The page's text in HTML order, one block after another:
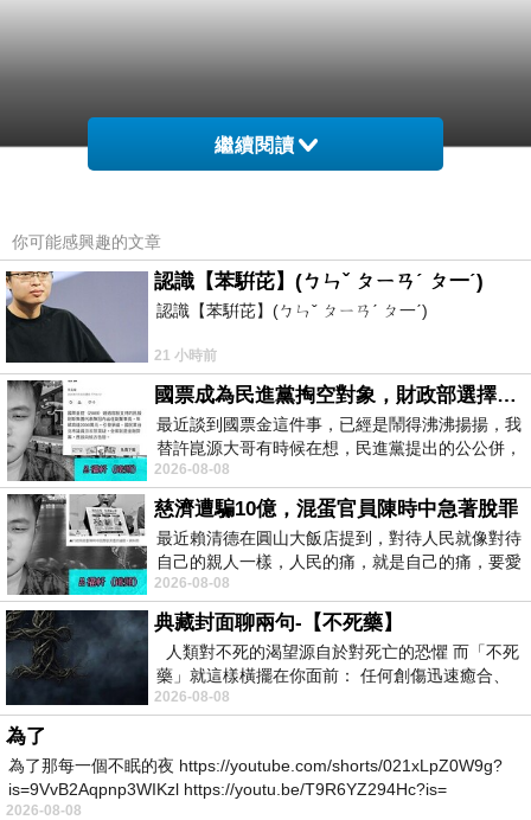
繼續閱讀
你可能感興趣的文章
認識【苯騈芘】(ㄅㄣˇ ㄆㄧㄢˊ ㄆ一ˊ)
認識【苯騈芘】(ㄅㄣˇ ㄆㄧㄢˊ ㄆ一ˊ)
21 小時前
國票成為民進黨掏空對象，財政部選擇性失憶
最近談到國票金這件事，已經是鬧得沸沸揚揚，我
替許崑源大哥有時候在想，民進黨提出的公公併，
其實就是想要國庫通黨庫，鬧出最大的醜
2026-08-08
慈濟遭騙10億，混蛋官員陳時中急著脫罪
最近賴清德在圓山大飯店提到，對待人民就像對待
自己的親人一樣，人民的痛，就是自己的痛，要愛
民如親，說的這麼好聽，實際上根本沒做
2026-08-08
典藏封面聊兩句-【不死藥】
人類對不死的渴望源自於對死亡的恐懼 而「不死
藥」就這樣橫擺在你面前： 任何創傷迅速癒合、
停止衰老、痛覺消失…堪
2026-08-08
為了
為了那每一個不眠的夜 https://youtube.com/shorts/021xLpZ0W9g?
is=9VvB2Aqpnp3WIKzl https://youtu.be/T9R6YZ294Hc?is=
2026-08-08